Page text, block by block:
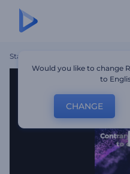
Startseite
Would you like to change
to
CHANGE